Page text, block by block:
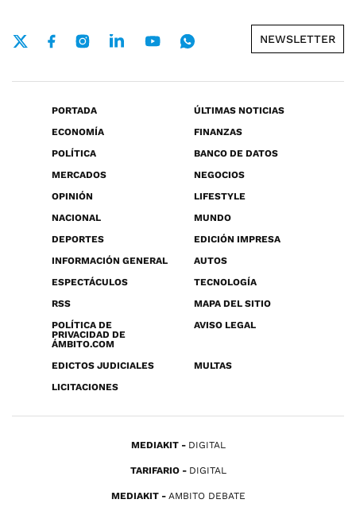
NEWSLETTER
PORTADA
ÚLTIMAS NOTICIAS
ECONOMÍA
FINANZAS
POLÍTICA
BANCO DE DATOS
MERCADOS
NEGOCIOS
OPINIÓN
LIFESTYLE
NACIONAL
MUNDO
DEPORTES
EDICIÓN IMPRESA
INFORMACIÓN GENERAL
AUTOS
ESPECTÁCULOS
TECNOLOGÍA
RSS
MAPA DEL SITIO
POLÍTICA DE
PRIVACIDAD DE
ÁMBITO.COM
AVISO LEGAL
EDICTOS JUDICIALES
MULTAS
LICITACIONES
MEDIAKIT DIGITAL
TARIFARIO DIGITAL
MEDIAKIT AMBITO DEBATE